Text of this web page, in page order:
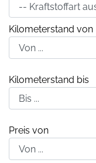
Kilometerstand von
Kilometerstand bis
Preis von